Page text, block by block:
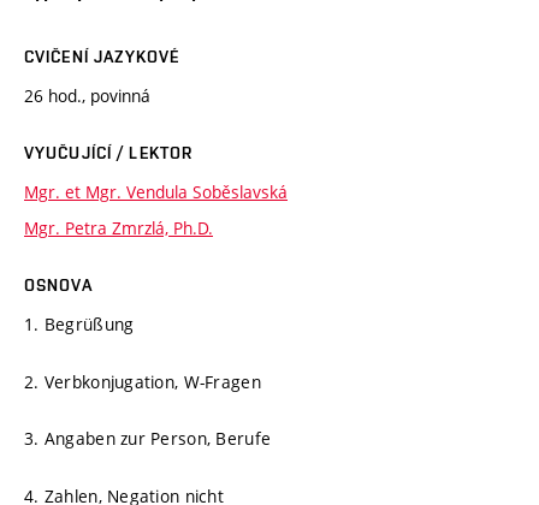
CVIČENÍ JAZYKOVÉ
26 hod., povinná
VYUČUJÍCÍ / LEKTOR
Mgr. et Mgr. Vendula Soběslavská
Mgr. Petra Zmrzlá, Ph.D.
OSNOVA
1. Begrüßung
2. Verbkonjugation, W-Fragen
3. Angaben zur Person, Berufe
4. Zahlen, Negation nicht